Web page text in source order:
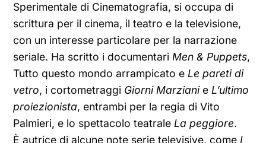
Sperimentale di Cinematografia, si occupa di
scrittura per il cinema, il teatro e la televisione,
con un interesse particolare per la narrazione
seriale. Ha scritto i documentari Men & Puppets,
Tutto questo mondo arrampicato e Le pareti di
vetro, i cortometraggi Giorni Marzianie L’ultimo
proiezionista, entrambi per la regia di Vito
Palmieri, e lo spettacolo teatrale La peggiore.
È autrice di alcune note serie televisive, come I